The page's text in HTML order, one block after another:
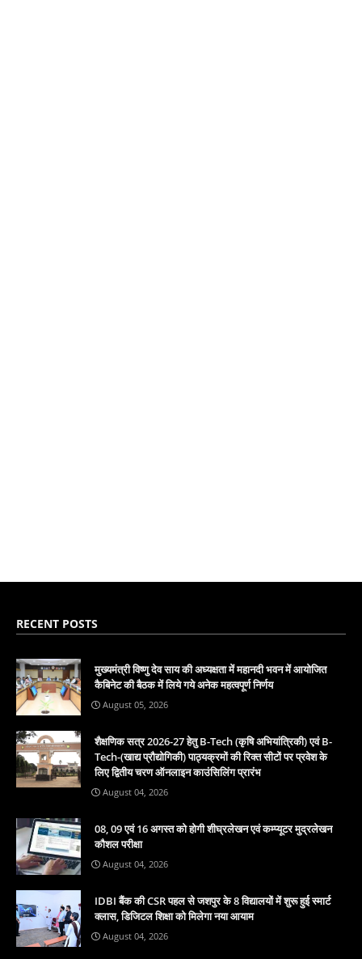
RECENT POSTS
मुख्यमंत्री विष्णु देव साय की अध्यक्षता में महानदी भवन में आयोजित
कैबिनेट की बैठक में लिये गये अनेक महत्वपूर्ण निर्णय
August 05, 2026
शैक्षणिक सत्र 2026-27 हेतु B-Tech (कृषि अभियांत्रिकी) एवं B-
Tech-(खाद्य प्रौद्योगिकी) पाठ्यक्रमों की रिक्त सीटों पर प्रवेश के
लिए द्वितीय चरण ऑनलाइन काउंसिलिंग प्रारंभ
August 04, 2026
08, 09 एवं 16 अगस्त को होगी शीघ्रलेखन एवं कम्प्यूटर मुद्रलेखन
कौशल परीक्षा
August 04, 2026
IDBI बैंक की CSR पहल से जशपुर के 8 विद्यालयों में शुरू हुई स्मार्ट
क्लास, डिजिटल शिक्षा को मिलेगा नया आयाम
August 04, 2026